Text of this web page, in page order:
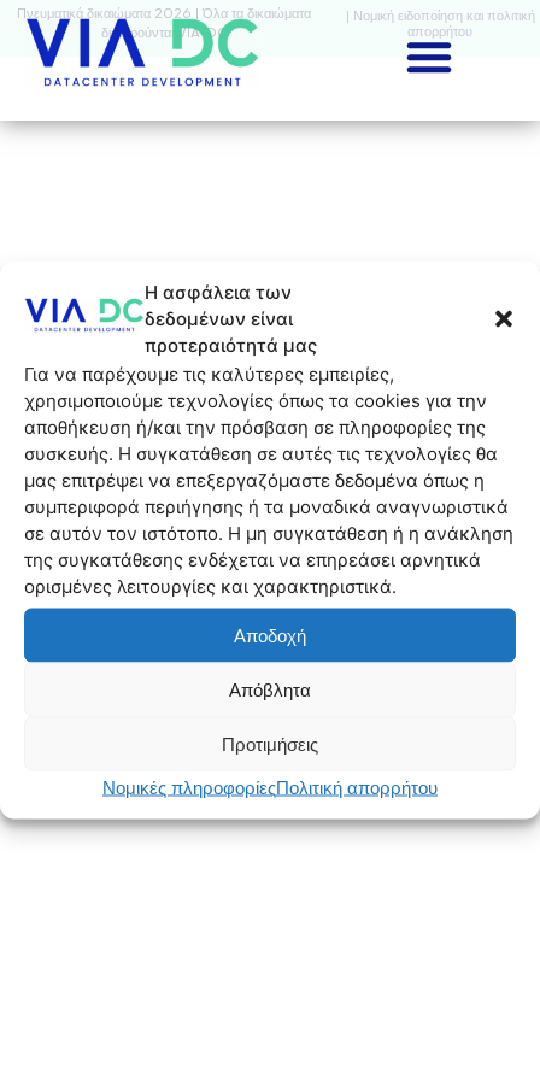
Η ασφάλεια των
δεδομένων είναι
προτεραιότητά μας
Για να παρέχουμε τις καλύτερες εμπειρίες,
χρησιμοποιούμε τεχνολογίες όπως τα cookies για την
αποθήκευση ή/και την πρόσβαση σε πληροφορίες της
συσκευής. Η συγκατάθεση σε αυτές τις τεχνολογίες θα
μας επιτρέψει να επεξεργαζόμαστε δεδομένα όπως η
συμπεριφορά περιήγησης ή τα μοναδικά αναγνωριστικά
σε αυτόν τον ιστότοπο. Η μη συγκατάθεση ή η ανάκληση
της συγκατάθεσης ενδέχεται να επηρεάσει αρνητικά
ορισμένες λειτουργίες και χαρακτηριστικά.
Αποδοχή
Απόβλητα
Προτιμήσεις
Νομικές πληροφορίεςΠολιτική απορρήτου
Πνευματικά δικαιώματα 2026 | Όλα τα δικαιώματα
διατηρούνται VIA-DC
| Νομική ειδοποίηση και πολιτική
απορρήτου